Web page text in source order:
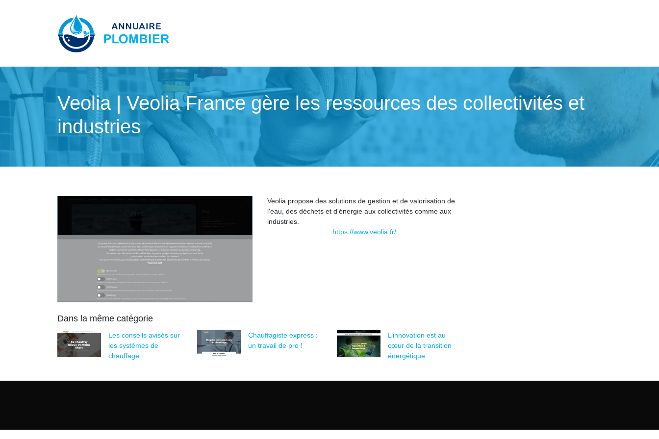
Veolia | Veolia France gère les ressources des col­lecti­vités et
industries
Veolia propose des solutions de gestion et de valorisation de
l'eau, des déchets et d'énergie aux collectivités comme aux
industries.
https://www.veolia.fr/
Dans la même catégorie
Les conseils avisés sur
les systèmes de
chauffage
Chauffagiste express :
un travail de pro !
L’innovation est au
cœur de la transition
énergétique